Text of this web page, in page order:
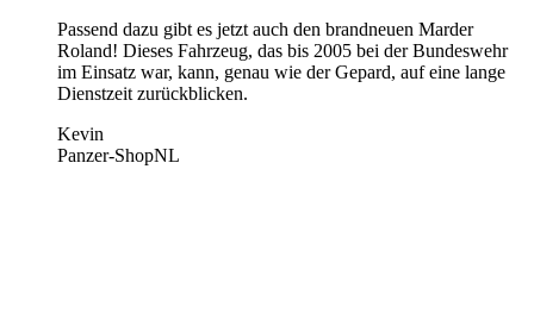
Passend dazu gibt es jetzt auch den brandneuen Marder
Roland! Dieses Fahrzeug, das bis 2005 bei der Bundeswehr
im Einsatz war, kann, genau wie der Gepard, auf eine lange
Dienstzeit zurückblicken.
Kevin
Panzer-ShopNL